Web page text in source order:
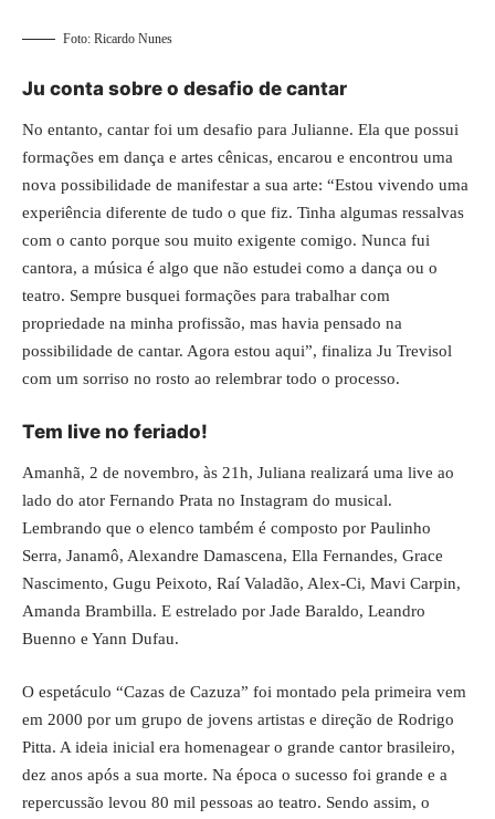
Foto: Ricardo Nunes
Ju conta sobre o desafio de cantar
No entanto, cantar foi um desafio para Julianne. Ela que possui
formações em dança e artes cênicas, encarou e encontrou uma
nova possibilidade de manifestar a sua arte: “Estou vivendo uma
experiência diferente de tudo o que fiz. Tinha algumas ressalvas
com o canto porque sou muito exigente comigo. Nunca fui
cantora, a música é algo que não estudei como a dança ou o
teatro. Sempre busquei formações para trabalhar com
propriedade na minha profissão, mas havia pensado na
possibilidade de cantar. Agora estou aqui”, finaliza Ju Trevisol
com um sorriso no rosto ao relembrar todo o processo.
Tem live no feriado!
Amanhã, 2 de novembro, às 21h, Juliana realizará uma live ao
lado do ator Fernando Prata no Instagram do musical.
Lembrando que o elenco também é composto por Paulinho
Serra, Janamô, Alexandre Damascena, Ella Fernandes, Grace
Nascimento, Gugu Peixoto, Raí Valadão, Alex-Ci, Mavi Carpin,
Amanda Brambilla. E estrelado por Jade Baraldo, Leandro
Buenno e Yann Dufau.
O espetáculo “Cazas de Cazuza” foi montado pela primeira vem
em 2000 por um grupo de jovens artistas e direção de Rodrigo
Pitta. A ideia inicial era homenagear o grande cantor brasileiro,
dez anos após a sua morte. Na época o sucesso foi grande e a
repercussão levou 80 mil pessoas ao teatro. Sendo assim, o